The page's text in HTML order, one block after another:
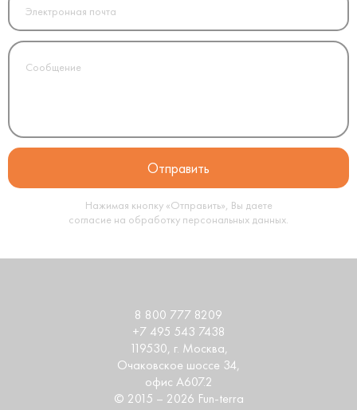
Нажимая кнопку «Отправить», Вы даете
согласие на обработку персональных данных.
© 2015 – 2026 Fun-terra
119530, г. Москва,
Очаковское шоссе 34,
офис А607.2
8 800 777 8209
+7 495 543 7438